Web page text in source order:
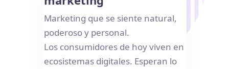
Marketing que se siente natural,
poderoso y personal.
Los consumidores de hoy viven en
ecosistemas digitales. Esperan lo